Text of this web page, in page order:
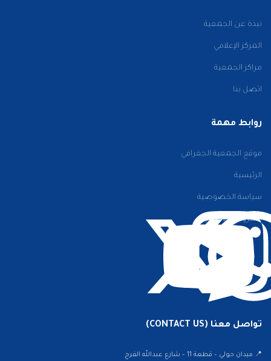
نبذة عن الجمعية
المركز الإعلامي
مراكز الجمعية
اتصل بنا
روابط مهمة
موقع الجمعية الجغرافي
الرئيسية
سياسة الخصوصية
الشروط والأحكام
تواصل معنا (CONTACT US)
📍 ميدان حولي – قطعة 11 – شارع عبدالله الفرج